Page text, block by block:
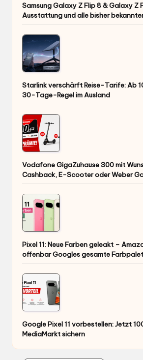
Samsung Galaxy Z Flip 8 & Galaxy Z
Ausstattung und alle bisher
Starlink verschärft Reise-Tarife: Ab
30-Tage-Regel im Ausland
Vodafone GigaZuhause 300 mit
Cashback, E-Scooter oder Weber
Pixel 11: Neue Farben geleakt –
offenbar Googles gesamte
Google Pixel 11 vorbestellen: Jetzt
MediaMarkt sichern